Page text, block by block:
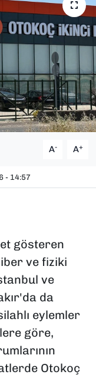
A- A+
- 14:57
gösteren
ve fiziki
ve
da
eylemler
göre,
Otokoç